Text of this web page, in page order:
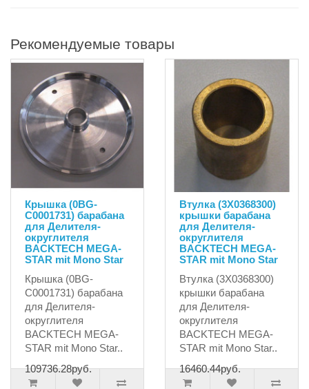
Рекомендуемые товары
Крышка (0BG-
C0001731) барабана
для Делителя-
округлителя
BACKTECH MEGA-
STAR mit Mono Star
Крышка (0BG-
C0001731) барабана
для Делителя-
округлителя
BACKTECH MEGA-
STAR mit Mono Star..
109736.28руб.
Втулка (3X0368300)
крышки барабана
для Делителя-
округлителя
BACKTECH MEGA-
STAR mit Mono Star
Втулка (3X0368300)
крышки барабана
для Делителя-
округлителя
BACKTECH MEGA-
STAR mit Mono Star..
16460.44руб.